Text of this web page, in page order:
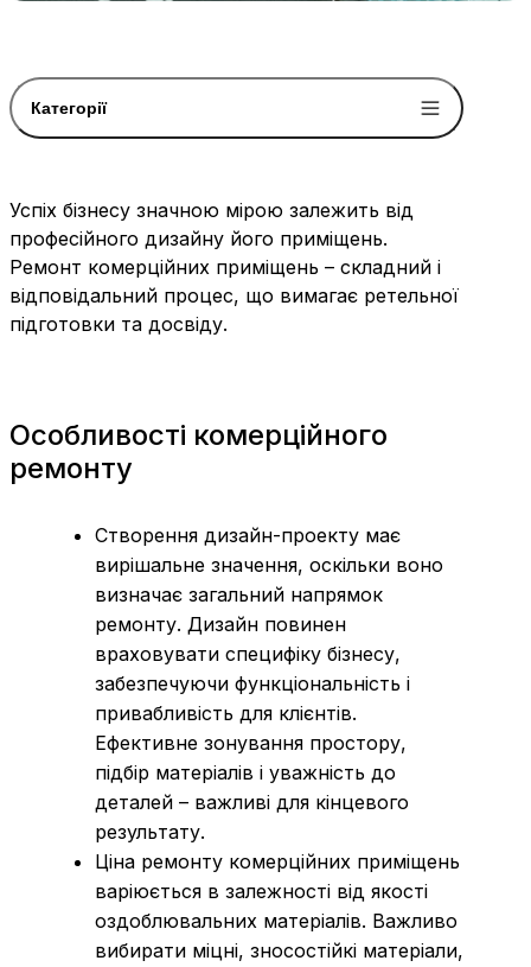
Категорії
Успіх бізнесу значною мірою залежить від
професійного дизайну його приміщень.
Ремонт комерційних приміщень – складний і
відповідальний процес, що вимагає ретельної
підготовки та досвіду.
Особливості комерційного
ремонту
Створення дизайн-проекту має
вирішальне значення, оскільки воно
визначає загальний напрямок
ремонту. Дизайн повинен
враховувати специфіку бізнесу,
забезпечуючи функціональність і
привабливість для клієнтів.
Ефективне зонування простору,
підбір матеріалів і уважність до
деталей – важливі для кінцевого
результату.
Ціна ремонту комерційних приміщень
варіюється в залежності від якості
оздоблювальних матеріалів. Важливо
вибирати міцні, зносостійкі матеріали,